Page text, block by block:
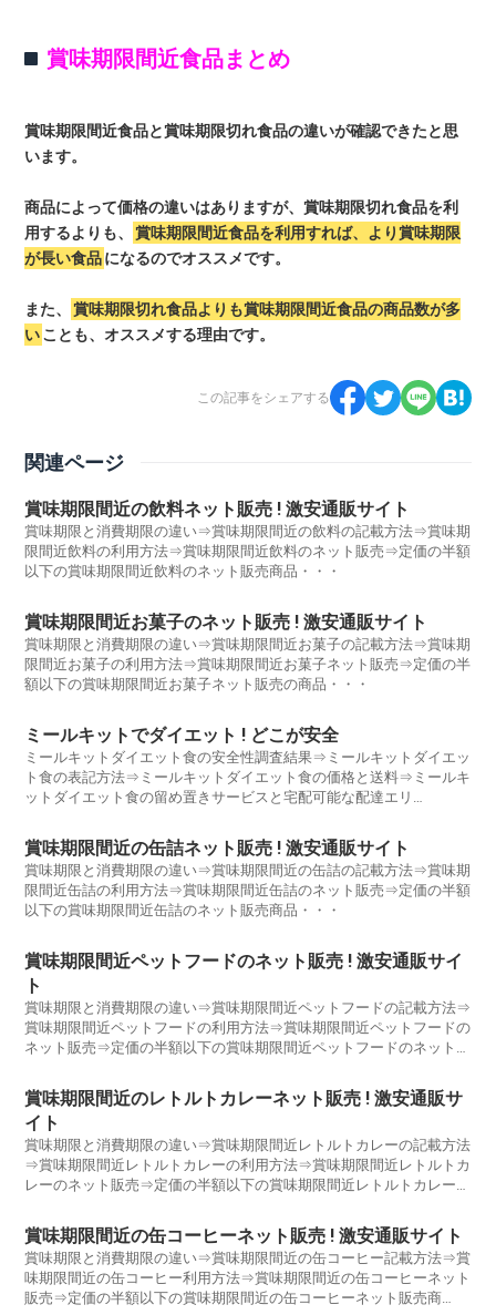
賞味期限間近食品まとめ
賞味期限間近食品と賞味期限切れ食品の違いが確認できたと思
います。
商品によって価格の違いはありますが、賞味期限切れ食品を利
用するよりも、
賞味期限間近食品を利用すれば、より賞味期限
が長い食品になるのでオススメです。
また、
賞味期限切れ食品よりも賞味期限間近食品の商品数が多
いことも、オススメする理由です。
この記事をシェアする
関連ページ
賞味期限間近の飲料ネット販売 ! 激安通販サイト
賞味期限と消費期限の違い⇒賞味期限間近の飲料の記載方法⇒賞味期
限間近飲料の利用方法⇒賞味期限間近飲料のネット販売⇒定価の半額
以下の賞味期限間近飲料のネット販売商品・・・
賞味期限間近お菓子のネット販売 ! 激安通販サイト
賞味期限と消費期限の違い⇒賞味期限間近お菓子の記載方法⇒賞味期
限間近お菓子の利用方法⇒賞味期限間近お菓子ネット販売⇒定価の半
額以下の賞味期限間近お菓子ネット販売の商品・・・
ミールキットでダイエット ! どこが安全
ミールキットダイエット食の安全性調査結果⇒ミールキットダイエッ
ト食の表記方法⇒ミールキットダイエット食の価格と送料⇒ミールキ
ットダイエット食の留め置きサービスと宅配可能な配達エリ
賞味期限間近の缶詰ネット販売 ! 激安通販サイト
賞味期限と消費期限の違い⇒賞味期限間近の缶詰の記載方法⇒賞味期
限間近缶詰の利用方法⇒賞味期限間近缶詰のネット販売⇒定価の半額
以下の賞味期限間近缶詰のネット販売商品・・・
賞味期限間近ペットフードのネット販売 ! 激安通販サイ
ト
賞味期限と消費期限の違い⇒賞味期限間近ペットフードの記載方法⇒
賞味期限間近ペットフードの利用方法⇒賞味期限間近ペットフードの
ネット販売⇒定価の半額以下の賞味期限間近ペットフードのネット販
賞味期限間近のレトルトカレーネット販売 ! 激安通販サ
イト
賞味期限と消費期限の違い⇒賞味期限間近レトルトカレーの記載方法
⇒賞味期限間近レトルトカレーの利用方法⇒賞味期限間近レトルトカ
レーのネット販売⇒定価の半額以下の賞味期限間近レトルトカレーの
賞味期限間近の缶コーヒーネット販売 ! 激安通販サイト
賞味期限と消費期限の違い⇒賞味期限間近の缶コーヒー記載方法⇒賞
味期限間近の缶コーヒー利用方法⇒賞味期限間近の缶コーヒーネット
販売⇒定価の半額以下の賞味期限間近の缶コーヒーネット販売商